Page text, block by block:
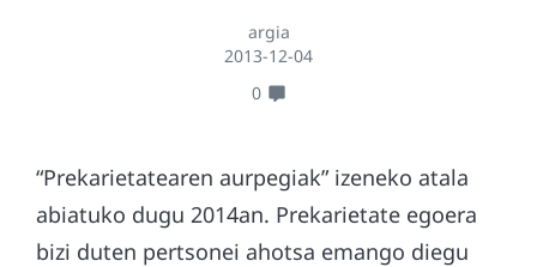
argia
2013-12-04
0
“Prekarietatearen aurpegiak” izeneko atala
abiatuko dugu 2014an. Prekarietate egoera
bizi duten pertsonei ahotsa emango diegu